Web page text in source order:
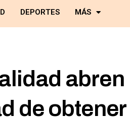
DEPORTES MÁS
abren
de obtener